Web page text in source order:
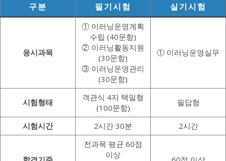
구분 필기시험 실기시험
응시과목
① 이러닝운영계획
수립 (40문항)
② 이러닝활동지원
(30문항)
③ 이러닝운영관리
(30문항)
① 이러닝운영실무
시험형태
객관식 4지 택일형
(100문항)
필답형
시험시간 2시간 30분 2시간
전과목 평균 60점
이상